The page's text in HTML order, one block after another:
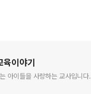
이야기
아이들을 사랑하는 교사입니다.